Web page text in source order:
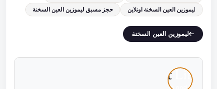
ليموزين العين السخنة اونلاين
حجز مسبق ليموزين العين السخنة
ليموزين العين السخنة